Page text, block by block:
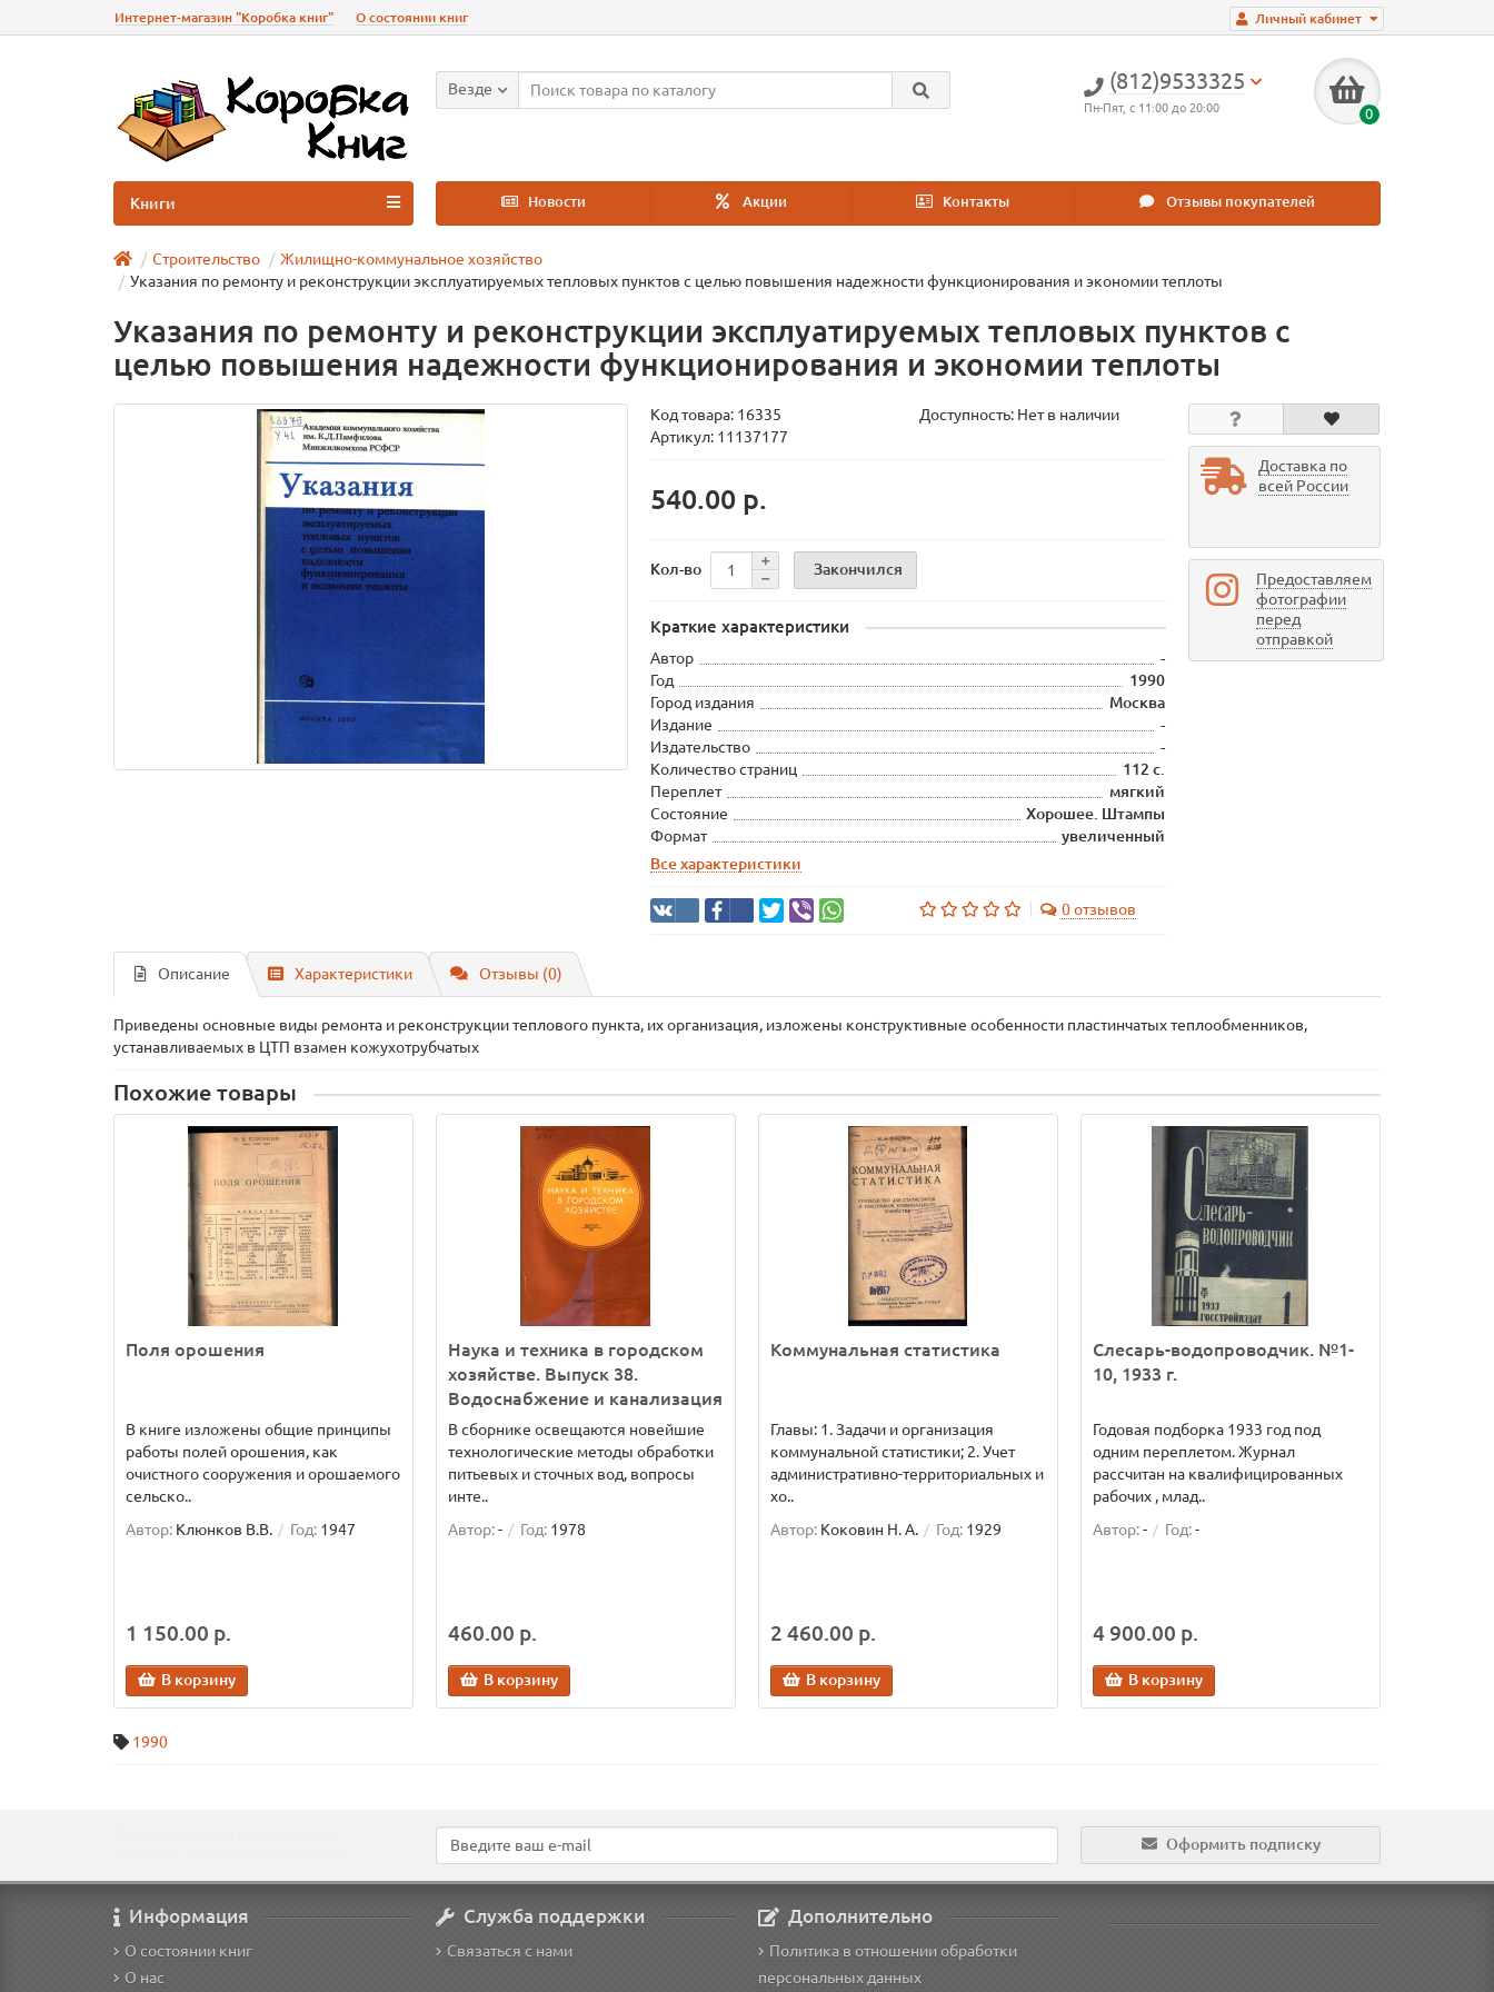
Личный кабинет
Интернет-магазин "Коробка книг" О состоянии книг
(812)9533325
Пн-Пят, с 11:00 до 20:00 0
Везде
Новости Акции Контакты Отзывы покупателей
Книги
Строительство
Жилищно-коммунальное хозяйство
Указания по ремонту и реконструкции эксплуатируемых тепловых пунктов с целью повышения надежности функционирования и экономии теплоты
Указания по ремонту и реконструкции эксплуатируемых тепловых пунктов с
целью повышения надежности функционирования и экономии теплоты
Код товара: 16335
Доступность: Нет в наличии
Артикул: 11137177
540.00 р.
Кол-во Закончился
Краткие характеристики
Автор
-
Год
1990
Город издания
Москва
Издание
-
Издательство
-
Количество страниц
112 с.
Переплет
мягкий
Состояние
Хорошее. Штампы
Формат
увеличенный
Все характеристики
0 отзывов
Доставка по
всей России
Предоставляем
фотографии
перед
отправкой
Описание Характеристики Отзывы (0)
Приведены основные виды ремонта и реконструкции теплового пункта, их организация, изложены конструктивные особенности пластинчатых теплообменников,
устанавливаемых в ЦТП взамен кожухотрубчатых
Похожие товары
Поля орошения
В книге изложены общие принципы
работы полей орошения, как
очистного сооружения и орошаемого
сельско..
Автор: Клюнков В.В. Год: 1947
1 150.00 р.
В корзину
Наука и техника в городском
хозяйстве. Выпуск 38.
Водоснабжение и канализация
В сборнике освещаются новейшие
технологические методы обработки
питьевых и сточных вод, вопросы
инте..
Автор:- Год: 1978
460.00 р.
В корзину
Коммунальная статистика
Главы: 1. Задачи и организация
коммунальной статистики; 2. Учет
административно-территориальных и
хо..
Автор: Коковин Н. А. Год: 1929
2 460.00 р.
В корзину
Слесарь-водопроводчик. №1-
10, 1933 г.
Годовая подборка 1933 год под
одним переплетом. Журнал
рассчитан на квалифицированных
рабочих , млад..
Автор:- Год:-
4 900.00 р.
В корзину
1990
Оформить подписку
Информация
О состоянии книг
О нас
Служба поддержки
Связаться с нами
Дополнительно
Политика в отношении обработки
персональных данных